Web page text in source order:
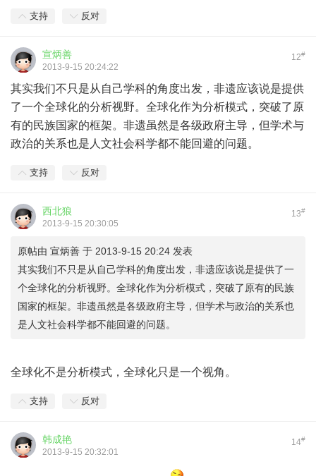
支持 反对
12#
宣炳善
2013-9-15 20:24:22
其实我们不只是从自己学科的角度出发，非遗应该说是提供
了一个全球化的分析视野。全球化作为分析模式，突破了原
有的民族国家的框架。非遗虽然是各级政府主导，但学术与
政治的关系也是人文社会科学都不能回避的问题。
支持 反对
13#
西北狼
2013-9-15 20:30:05
原帖由 宣炳善 于 2013-9-15 20:24 发表
其实我们不只是从自己学科的角度出发，非遗应该说是提供了一
个全球化的分析视野。全球化作为分析模式，突破了原有的民族
国家的框架。非遗虽然是各级政府主导，但学术与政治的关系也
是人文社会科学都不能回避的问题。
全球化不是分析模式，全球化只是一个视角。
支持 反对
14#
韩成艳
2013-9-15 20:32:01